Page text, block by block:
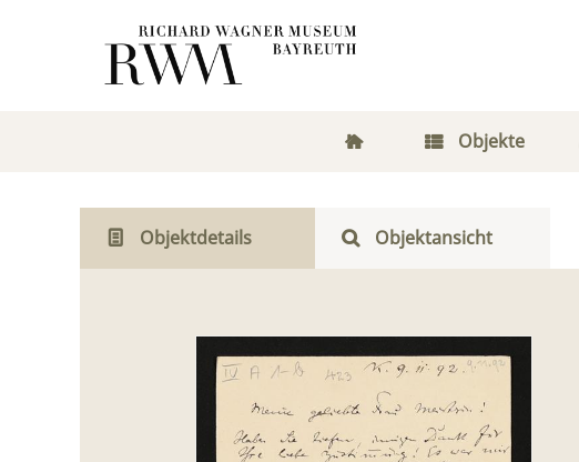
Objekte
Objektdetails Objektansicht